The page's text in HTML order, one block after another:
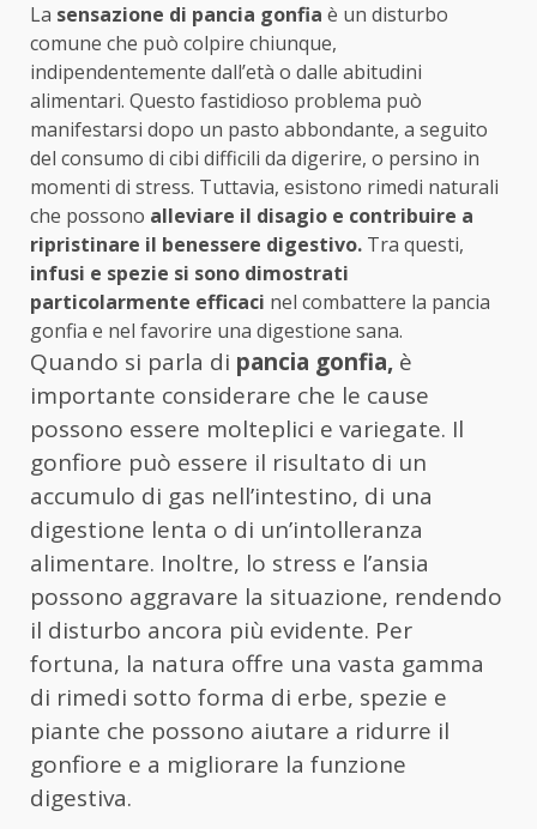
La sensazione di pancia gonfia è un disturbo
comune che può colpire chiunque,
indipendentemente dall’età o dalle abitudini
alimentari. Questo fastidioso problema può
manifestarsi dopo un pasto abbondante, a seguito
del consumo di cibi difficili da digerire, o persino in
momenti di stress. Tuttavia, esistono rimedi naturali
che possono alleviare il disagio e contribuire a
ripristinare il benessere digestivo. Tra questi,
infusi e spezie si sono dimostrati
particolarmente efficaci nel combattere la pancia
gonfia e nel favorire una digestione sana.
Quando si parla di pancia gonfia, è
importante considerare che le cause
possono essere molteplici e variegate. Il
gonfiore può essere il risultato di un
accumulo di gas nell’intestino, di una
digestione lenta o di un’intolleranza
alimentare. Inoltre, lo stress e l’ansia
possono aggravare la situazione, rendendo
il disturbo ancora più evidente. Per
fortuna, la natura offre una vasta gamma
di rimedi sotto forma di erbe, spezie e
piante che possono aiutare a ridurre il
gonfiore e a migliorare la funzione
digestiva.